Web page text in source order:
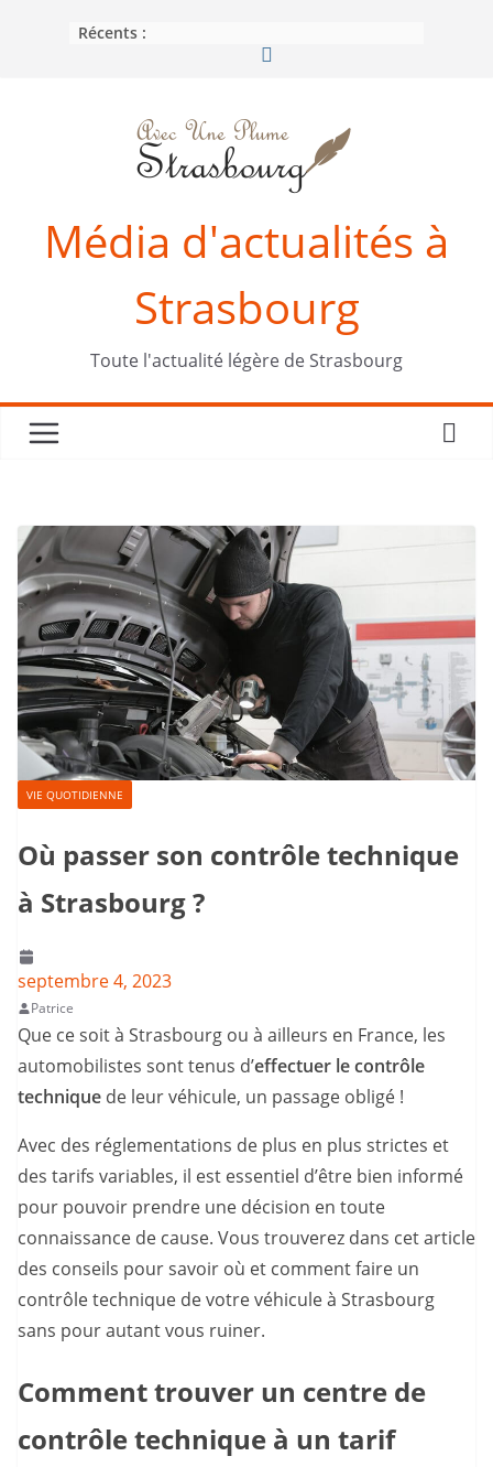
Récents :
Média d'actualités à
Strasbourg
Toute l'actualité légère de Strasbourg
VIE QUOTIDIENNE
Où passer son contrôle technique
à Strasbourg ?
septembre 4, 2023
Patrice
Que ce soit à Strasbourg ou à ailleurs en France, les
automobilistes sont tenus d’effectuer le contrôle
technique de leur véhicule, un passage obligé !
Avec des réglementations de plus en plus strictes et
des tarifs variables, il est essentiel d’être bien informé
pour pouvoir prendre une décision en toute
connaissance de cause. Vous trouverez dans cet article
des conseils pour savoir où et comment faire un
contrôle technique de votre véhicule à Strasbourg
sans pour autant vous ruiner.
Comment trouver un centre de
contrôle technique à un tarif